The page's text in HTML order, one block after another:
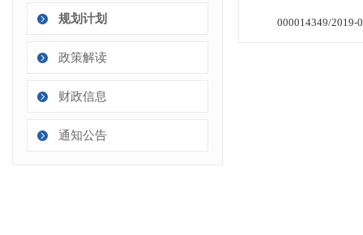
规划计划
政策解读
财政信息
通知公告